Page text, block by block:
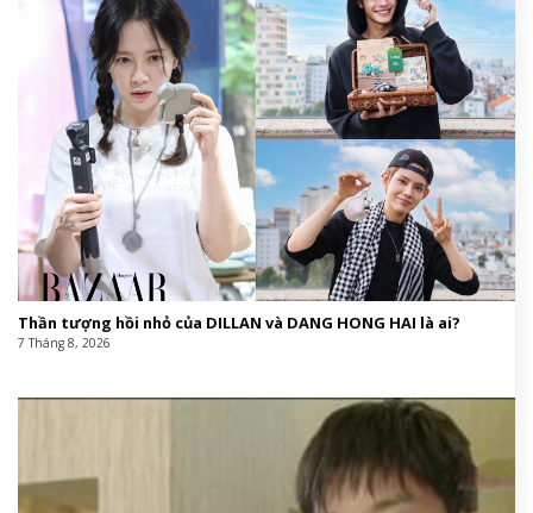
Thần tượng hồi nhỏ của DILLAN và DANG HONG HAI là ai?
7 Tháng 8, 2026